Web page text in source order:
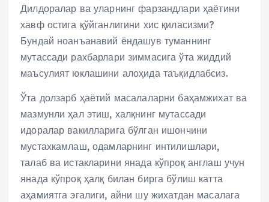
Дилдоралар ва уларнинг фарзандлари ҳаётини
хавф остига қўйганлигини хис қиласизми?
Бундай ноанъанавий ёндашув туманнинг
мутассади рахбарлари зиммасига ўта жиддий
маъсулият юклашини алоҳида таъқидлабсиз.
Ўта долзарб ҳаётий масалаларни баҳамжихат ва
мазмунли ҳал этиш, халқнинг мутассади
идоралар вакилларига бўлган ишончини
мустахкамлаш, одамларнинг интилишлари,
талаб ва истакларини янада кўпроқ англаш учун
янада кўпроқ ҳалқ билан бирга бўлиш катта
аҳамиятга эгалиги, айни шу жихатдан масалага